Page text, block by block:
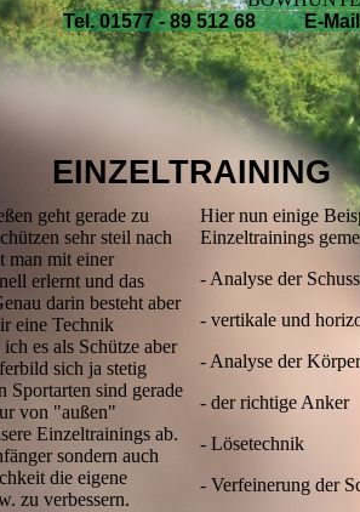
Tel. 01577 - 89 512 68 E-
EINZELTRAINING
geht gerade zu
sehr steil nach
man mit einer
erlernt und das
darin besteht aber
eine Technik
es als Schütze aber
sich ja stetig
Sportarten sind gerade
von "außen"
Einzeltrainings ab.
sondern auch
die eigene
zu verbessern.
Hier nun einige
Einzeltrainings
- Analyse der
- vertikale und
- Analyse der
- der richtige Anker
- Lösetechnik
- Verfeinerung der